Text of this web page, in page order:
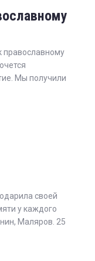
православному
Мы получили
своей
у каждого
Маляров. 25